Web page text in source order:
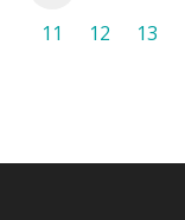
11
12 13